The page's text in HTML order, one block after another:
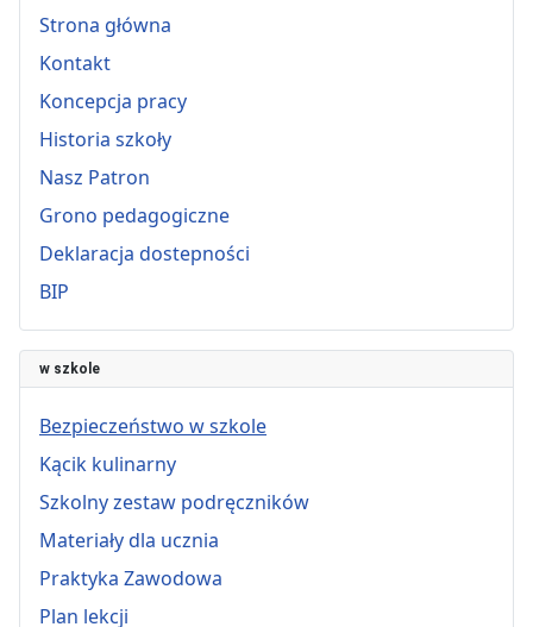
Strona główna
Kontakt
Koncepcja pracy
Historia szkoły
Nasz Patron
Grono pedagogiczne
Deklaracja dostepności
BIP
w szkole
Bezpieczeństwo w szkole
Kącik kulinarny
Szkolny zestaw podręczników
Materiały dla ucznia
Praktyka Zawodowa
Plan lekcji